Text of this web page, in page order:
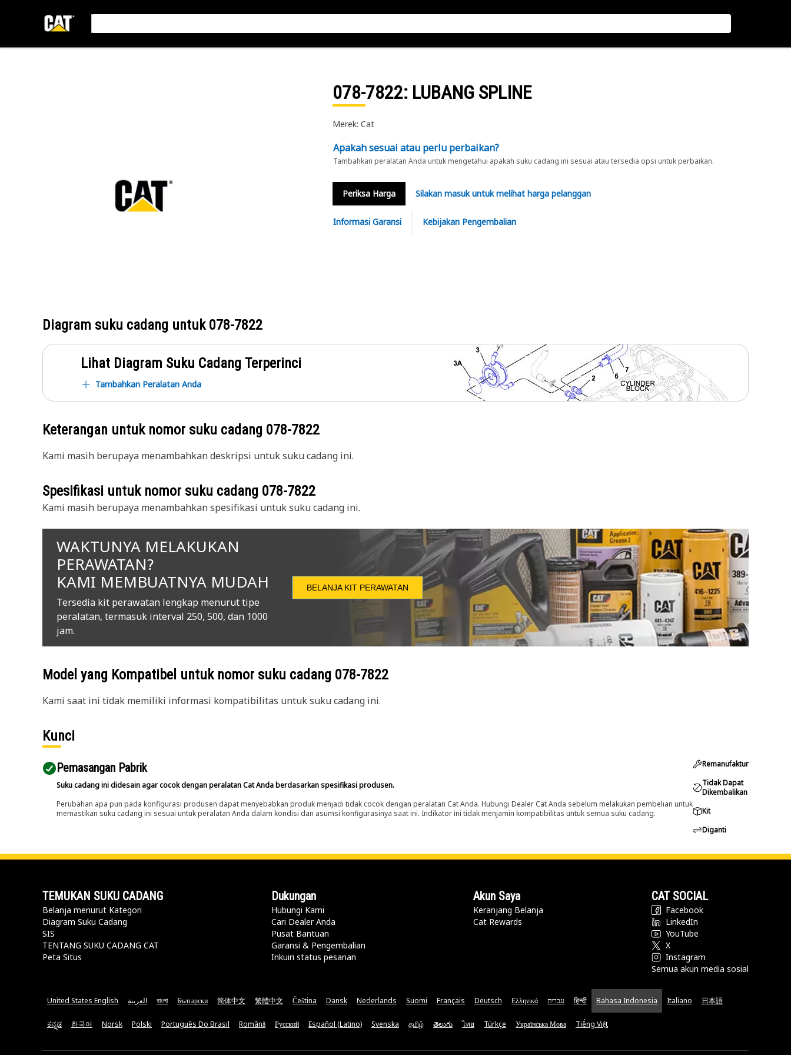
078-7822: LUBANG SPLINE
Merek: Cat
Apakah sesuai atau perlu perbaikan?
Tambahkan peralatan Anda untuk mengetahui apakah suku cadang ini sesuai atau tersedia opsi untuk perbaikan.
Periksa Harga Silakan masuk untuk melihat harga pelanggan
Informasi Garansi Kebijakan Pengembalian
Diagram suku cadang untuk078-7822
Lihat Diagram Suku Cadang Terperinci
Tambahkan Peralatan Anda
Keterangan untuk nomor suku cadang 078-7822
Kami masih berupaya menambahkan deskripsi untuk suku cadang ini.
Spesifikasi untuk nomor suku cadang 078-7822
Kami masih berupaya menambahkan spesifikasi untuk suku cadang ini.
WAKTUNYA MELAKUKAN
PERAWATAN?
KAMI MEMBUATNYA MUDAH
Tersedia kit perawatan lengkap menurut tipe
peralatan, termasuk interval 250, 500, dan 1000
jam.
BELANJA KIT PERAWATAN
Model yang Kompatibel untuk nomor suku cadang 078-7822
Kami saat ini tidak memiliki informasi kompatibilitas untuk suku cadang ini.
Kunci
Pemasangan Pabrik
Suku cadang ini didesain agar cocok dengan peralatan Cat Anda berdasarkan spesifikasi produsen.
Perubahan apa pun pada konfigurasi produsen dapat menyebabkan produk menjadi tidak cocok dengan peralatan Cat Anda. Hubungi Dealer Cat Anda sebelum melakukan pembelian untuk
memastikan suku cadang ini sesuai untuk peralatan Anda dalam kondisi dan asumsi konfigurasinya saat ini. Indikator ini tidak menjamin kompatibilitas untuk semua suku cadang.
Remanufaktur
Tidak Dapat
Dikembalikan
Kit
Diganti
TEMUKAN SUKU CADANG
Belanja menurut Kategori
Diagram Suku Cadang
SIS
TENTANG SUKU CADANG CAT
Peta Situs
Dukungan
Hubungi Kami
Cari Dealer Anda
Pusat Bantuan
Garansi & Pengembalian
Inkuiri status pesanan
Akun Saya
Keranjang Belanja
Cat Rewards
CAT SOCIAL
Facebook
LinkedIn
YouTube
X
Instagram
Semua akun media sosial
United States English العربية বাংলা Български 简体中文 繁體中文 Čeština Dansk Nederlands Suomi Français Deutsch Ελληνικά עברית हिन्दी Bahasa Indonesia Italiano 日本語
ಕನ್ನಡ 한국어 Norsk Polski Português Do Brasil Română Русский Español (Latino) Svenska தமிழ் తెలుగు ไทย Türkçe Українська Мова Tiếng Việt